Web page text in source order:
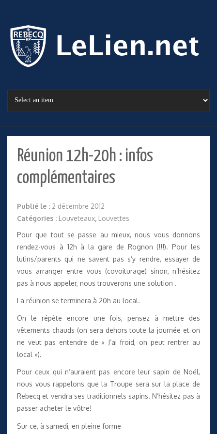
Réunion 12h-20h : infos
complémentaires
Publié le : 2 décembre 2012
Catégories : Louveteaux, Louvettes
Pour que tout se passe au mieux, nous vous donnons
rendez-vous à 12h à la gare de Rognon (!!!). Pour les
lutins/parents qui ne savent pas s’y rendre, essayer de
vous arranger entre vous (covoiturage) sinon, n’hésitez
pas à nous appeler, nous trouverons une solution .
La réunion se terminera à 20h au local.
On le répète encore une fois, pensez à mettre des
vêtements chauds (on sera dehors toute la journée et on
ne veut pas entendre de « J’ai froid, on peut rentrer au
local »).
Pour ceux qui n’auraient pas encore leur sapin de Noël,
nous vous rappelons que la Troupe sera sur la place de
Rebecq et vendra ses traditionnels sapins. N’hésitez pas à
passer acheter le vôtre!
Sur ce, à samedi, en pleine forme